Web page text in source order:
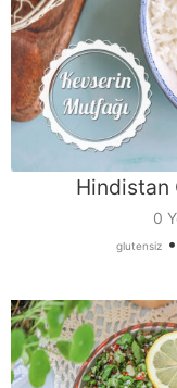
Hindistan
0
glutensiz •